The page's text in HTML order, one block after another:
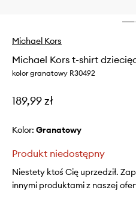
Michael Kors
Michael Kors t-shirt
kolor granatowy R30492
189,99 zł
Kolor: granatowy
Produkt niedostępny
Niestety ktoś Cię uprzedził.
innymi produktami z naszej